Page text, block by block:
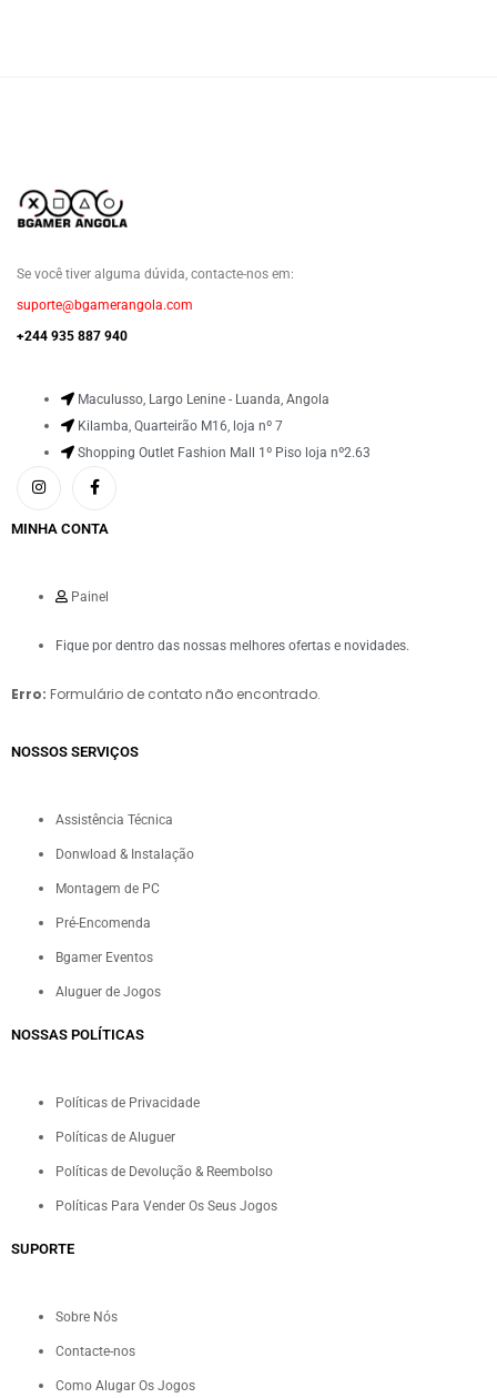
Se você tiver alguma dúvida, contacte-nos em:
suporte@bgamerangola.com
+244 935 887 940
Maculusso, Largo Lenine - Luanda, Angola
Kilamba, Quarteirão M16, loja nº 7
Shopping Outlet Fashion Mall 1º Piso loja nº2.63
MINHA CONTA
Painel
Fique por dentro das nossas melhores ofertas e novidades.
Erro: Formulário de contato não encontrado.
NOSSOS SERVIÇOS​
Assistência Técnica
Donwload & Instalação
Montagem de PC
Pré-Encomenda
Bgamer Eventos
Aluguer de Jogos
NOSSAS POLÍTICAS
Políticas de Privacidade
Políticas de Aluguer
Políticas de Devolução & Reembolso
Políticas Para Vender Os Seus Jogos
SUPORTE
Sobre Nós
Contacte-nos
Como Alugar Os Jogos